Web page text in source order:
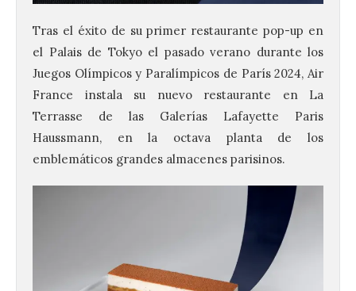
Tras el éxito de su primer restaurante pop-up en
el Palais de Tokyo el pasado verano durante los
Juegos Olímpicos y Paralímpicos de París 2024, Air
France instala su nuevo restaurante en La
Terrasse de las Galerías Lafayette Paris
Haussmann, en la octava planta de los
emblemáticos grandes almacenes parisinos.